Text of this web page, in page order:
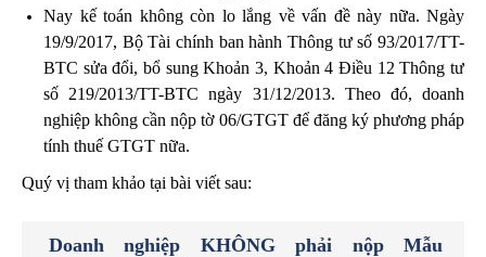
Nay kế toán không còn lo lắng về vấn đề này nữa. Ngày
19/9/2017, Bộ Tài chính ban hành Thông tư số 93/2017/TT-
BTC sửa đổi, bổ sung Khoản 3, Khoản 4 Điều 12 Thông tư
số 219/2013/TT-BTC ngày 31/12/2013. Theo đó, doanh
nghiệp không cần nộp tờ 06/GTGT để đăng ký phương pháp
tính thuế GTGT nữa.
Quý vị tham khảo tại bài viết sau:
Doanh nghiệp KHÔNG phải nộp Mẫu